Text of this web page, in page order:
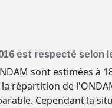
est respecté selon
sont estimées à
répartition de
Cependant la